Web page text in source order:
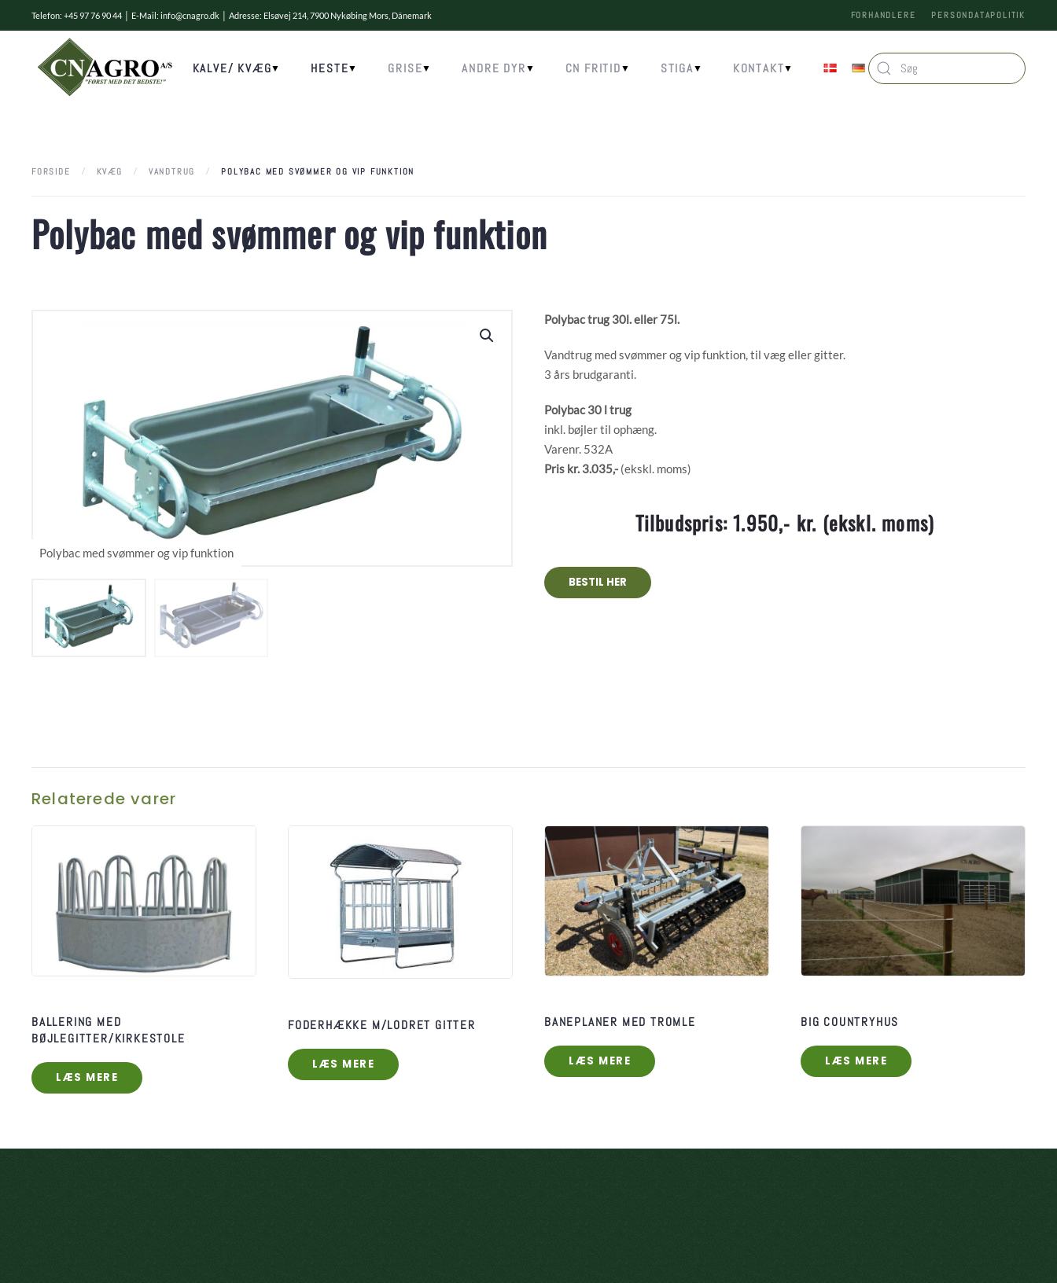
Skip to main content
Telefon: +45 97 76 90 44 │ E-Mail: info@cnagro.dk │ Adresse: Elsøvej 214, 7900 Nykøbing Mors, Dänemark FORHANDLERE PERSONDATAPOLITIK
KALVE/ KVÆG HESTE GRISE ANDRE DYR CN FRITID STIGA KONTAKT
FORSIDE KVÆG VANDTRUG POLYBAC MED SVØMMER OG VIP FUNKTION
Polybac med svømmer og vip funktion
Polybac trug 30l. eller 75l.
Vandtrug med svømmer og vip funktion, til væg eller gitter.
3 års brudgaranti.
Polybac 30 l trug
inkl. bøjler til ophæng.
Varenr. 532A
Pris kr. 3.035,- (ekskl. moms)
Tilbudspris: 1.950,- kr. (ekskl. moms)
BESTIL HER
Relaterede varer
BALLERING MED
BØJLEGITTER/KIRKESTOLE
LÆS MERE
FODERHÆKKE M/LODRET GITTER
LÆS MERE
BANEPLANER MED TROMLE
LÆS MERE
BIG COUNTRYHUS
LÆS MERE